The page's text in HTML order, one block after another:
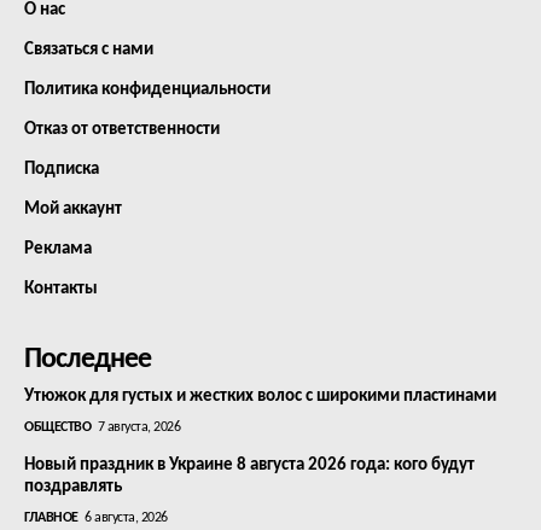
О нас
Связаться с нами
Политика конфиденциальности
Отказ от ответственности
Подписка
Мой аккаунт
Реклама
Контакты
Последнее
Утюжок для густых и жестких волос с широкими пластинами
ОБЩЕСТВО 7 августа, 2026
Новый праздник в Украине 8 августа 2026 года: кого будут
поздравлять
ГЛАВНОЕ 6 августа, 2026